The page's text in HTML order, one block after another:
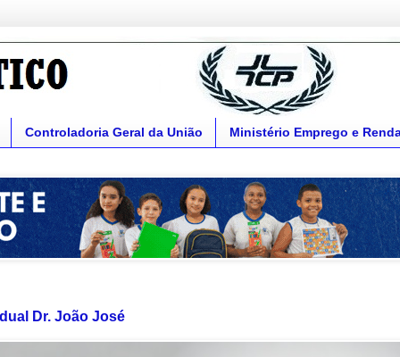
Controladoria Geral da União Ministério Emprego e
Dr. João José